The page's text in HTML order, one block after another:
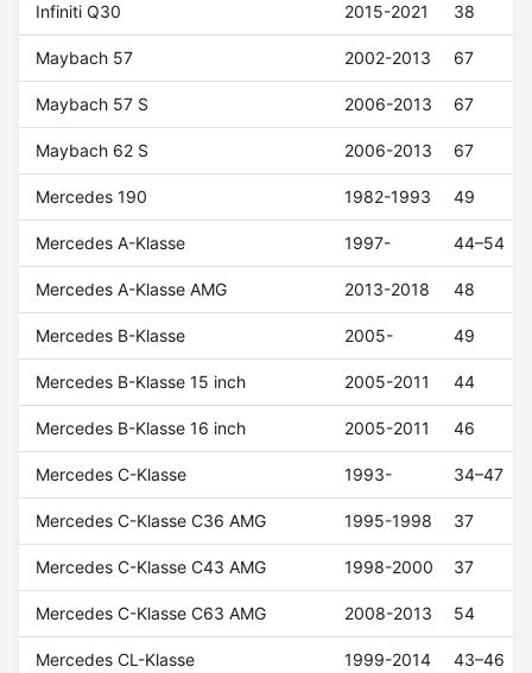
Infiniti Q30 2015-2021 38
Maybach 57 2002-2013 67
Maybach 57 S 2006-2013 67
Maybach 62 S 2006-2013 67
Mercedes 190 1982-1993 49
Mercedes A-Klasse 1997- 44–54
Mercedes A-Klasse AMG 2013-2018 48
Mercedes B-Klasse 2005- 49
Mercedes B-Klasse 15 inch 2005-2011 44
Mercedes B-Klasse 16 inch 2005-2011 46
Mercedes C-Klasse 1993- 34–47
Mercedes C-Klasse C36 AMG 1995-1998 37
Mercedes C-Klasse C43 AMG 1998-2000 37
Mercedes C-Klasse C63 AMG 2008-2013 54
Mercedes CL-Klasse 1999-2014 43–46